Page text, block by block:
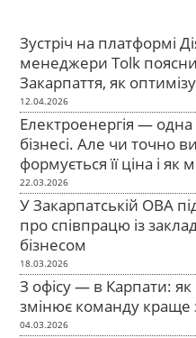
Зустріч на платформі
менеджери Tolk
Закарпаття, як
12.04.2026
Електроенергія —
бізнесі. Але чи точно
формується її ціна і
22.03.2026
У Закарпатській ОВА
про співпрацю із
бізнесом
18.03.2026
З офісу — в Карпати:
змінює команду краще
04.03.2026